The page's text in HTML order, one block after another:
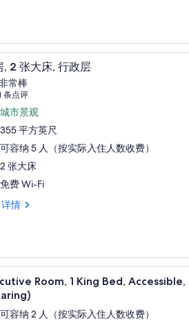
光窗帘
, 2 张大床, 行政层
分，满分 10 分
常棒
条点评
条
点
评)
城市景观
355 平方英尺
可容纳 5 人（按实际入住人数收费）
2 张大床
免费 Wi-Fi
情
光窗帘 高档床上用品、
Room, 1 King Bed,
可容纳 2 人（按实际入住人数收费）